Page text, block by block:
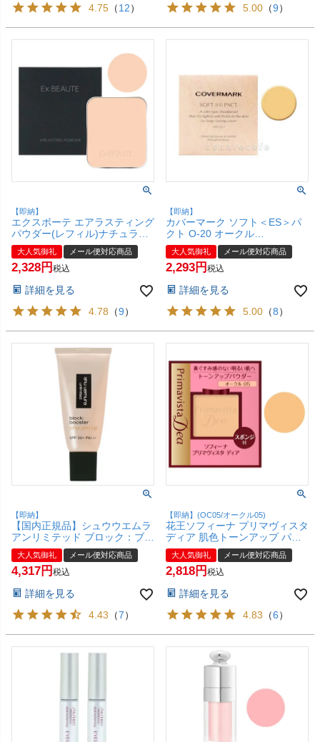
4.75 （12）
5.00 （9）
【即納】
エクスボーテ エアラスティング
パウダー(レフィル)ナチュラル
【フェイスパウダー】【メール
便対応商品】【SBT】
(6048157)
大人気御礼 メール便対応商品
2,328 税込
詳細を見る
4.78 （9）
【即納】
カバーマーク ソフト＜ES＞パ
クト O-20 オークル
(リフィル)12g SPF33 PA+++
【クリームファンデーション】
【メール便対応商品】【SBT】
大人気御礼 メール便対応商品
2,293 税込
詳細を見る
5.00 （8）
【即納】
【国内正規品】シュウウエムラ
アンリミテッド ブロック：ブー
スター アドバンスト 30ml #ヌ
ードベージュ SPF50+ PA+++
【化粧下地 メイクアップベー
【SBT】 (6044958)
大人気御礼 メール便対応商品
4,317 税込
詳細を見る
4.43 （7）
【即納】(OC05/オークル05)
花王ソフィーナ プリマヴィスタ
ディア 肌色トーンアップ パウ
ダーファンデーションUV OC-
05(OC05/オークル05) 【レフィ
ル】【メール便対応商品】
大人気御礼 メール便対応商品
2,818 税込
詳細を見る
4.83 （6）